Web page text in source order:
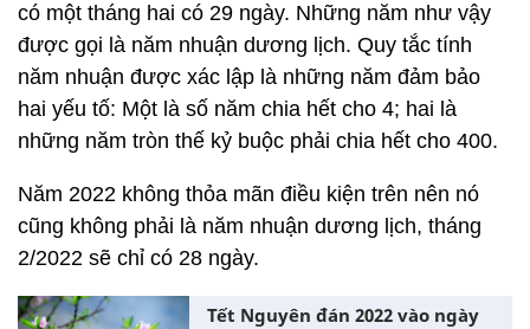
có một tháng hai có 29 ngày. Những năm như vậy
được gọi là năm nhuận dương lịch. Quy tắc tính
năm nhuận được xác lập là những năm đảm bảo
hai yếu tố: Một là số năm chia hết cho 4; hai là
những năm tròn thế kỷ buộc phải chia hết cho 400.
Năm 2022 không thỏa mãn điều kiện trên nên nó
cũng không phải là năm nhuận dương lịch, tháng
2/2022 sẽ chỉ có 28 ngày.
Tết Nguyên đán 2022 vào ngày